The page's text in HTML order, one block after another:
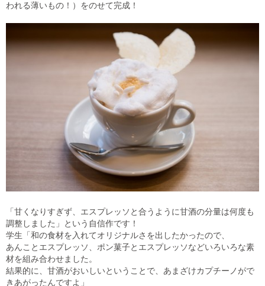
われる薄いもの！）をのせて完成！
「甘くなりすぎず、エスプレッソと合うように甘酒の分量は何度も
調整しました」という自信作です！
学生「和の食材を入れてオリジナルさを出したかったので、
あんことエスプレッソ、ポン菓子とエスプレッソなどいろいろな素
材を組み合わせました。
結果的に、甘酒がおいしいということで、あまざけカプチーノがで
きあがったんですよ」